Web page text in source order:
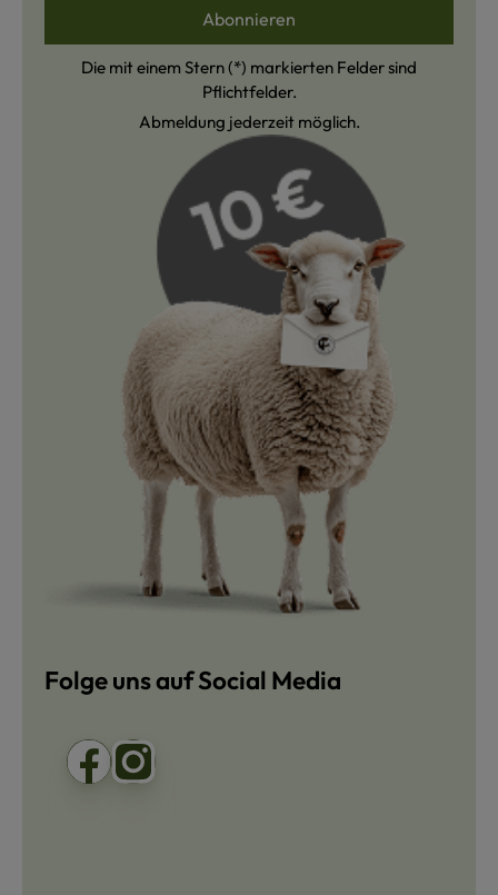
Abonnieren
Die mit einem Stern (*) markierten Felder sind
Pflichtfelder.
Abmeldung jederzeit möglich.
Folge uns auf Social Media